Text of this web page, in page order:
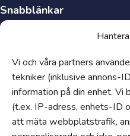
Vi och våra partners
tekniker (inklusive annons-
information på din enhet. Vi
(t.ex. IP-adress, enhets-ID
att mäta webbplatstrafik,
Snabblänkar
Tillgänglighetsredogörelse
Hantering av personuppgifter och
Uppförandekod
Om